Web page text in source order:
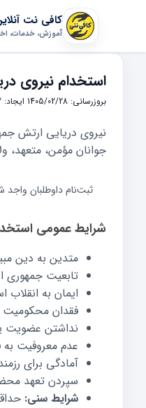
کافی نت
آموزش، خدمات،
استخدام نیروی
بروزرسانی: 1405/02/28 ایجاد: 1403/10/12
نیروی دریایی ارتش
جوانان مؤمن، متعهد،
ثبت‌نام داوطلبان
شرایط عمومی
متدین به دین
تابعیت جمهوری
ایمان به
فقدان محکومیت
نداشتن عضویت
عدم معروفیت به
آمادگی برای
سپردن تعهد محضری مبنی بر پرداخت ۲
شرایط سنی: